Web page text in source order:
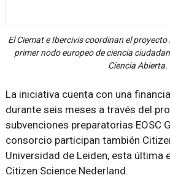
El Ciemat e Ibercivis coordinan el proyecto
primer nodo europeo de ciencia
Ciencia Abierta.
La iniciativa cuenta con una
durante seis meses a través del
subvenciones preparatorias EOSC
consorcio participan también
Universidad de Leiden, esta última
Citizen Science Nederland.